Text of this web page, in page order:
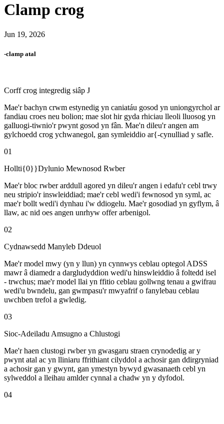
Clamp crog
Jun 19, 2026
-clamp atal
Corff crog integredig siâp J
Mae'r bachyn crwm estynedig yn caniatáu gosod yn uniongyrchol ar
fandiau croes neu bolion; mae slot hir gyda rhiciau lleoli lluosog yn
galluogi-tiwnio'r pwynt gosod yn fân. Mae'n dileu'r angen am
gylchoedd crog ychwanegol, gan symleiddio ar{-cynulliad y safle.
01
Hollti{0}}Dylunio Mewnosod Rwber
Mae'r bloc rwber arddull agored yn dileu'r angen i edafu'r cebl trwy
neu stripio'r inswleiddiad; mae'r cebl wedi'i fewnosod yn syml, ac
mae'r bollt wedi'i dynhau i'w ddiogelu. Mae'r gosodiad yn gyflym, â
llaw, ac nid oes angen unrhyw offer arbenigol.
02
Cydnawsedd Manyleb Ddeuol
Mae'r model mwy (yn y llun) yn cynnwys ceblau optegol ADSS
mawr â diamedr a dargludyddion wedi'u hinswleiddio â foltedd isel
- trwchus; mae'r model llai yn ffitio ceblau gollwng tenau a gwifrau
wedi'u bwndelu, gan gwmpasu'r mwyafrif o fanylebau ceblau
uwchben trefol a gwledig.
03
Sioc-Adeiladu Amsugno a Chlustogi
Mae'r haen clustogi rwber yn gwasgaru straen crynodedig ar y
pwynt atal ac yn lliniaru ffrithiant cilyddol a achosir gan ddirgryniad
a achosir gan y gwynt, gan ymestyn bywyd gwasanaeth cebl yn
sylweddol a lleihau amlder cynnal a chadw yn y dyfodol.
04